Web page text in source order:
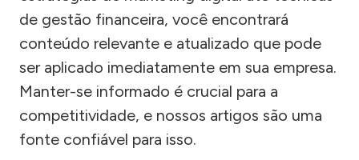
de gestão financeira, você encontrará
conteúdo relevante e atualizado que pode
ser aplicado imediatamente em sua empresa.
Manter-se informado é crucial para a
competitividade, e nossos artigos são uma
fonte confiável para isso.